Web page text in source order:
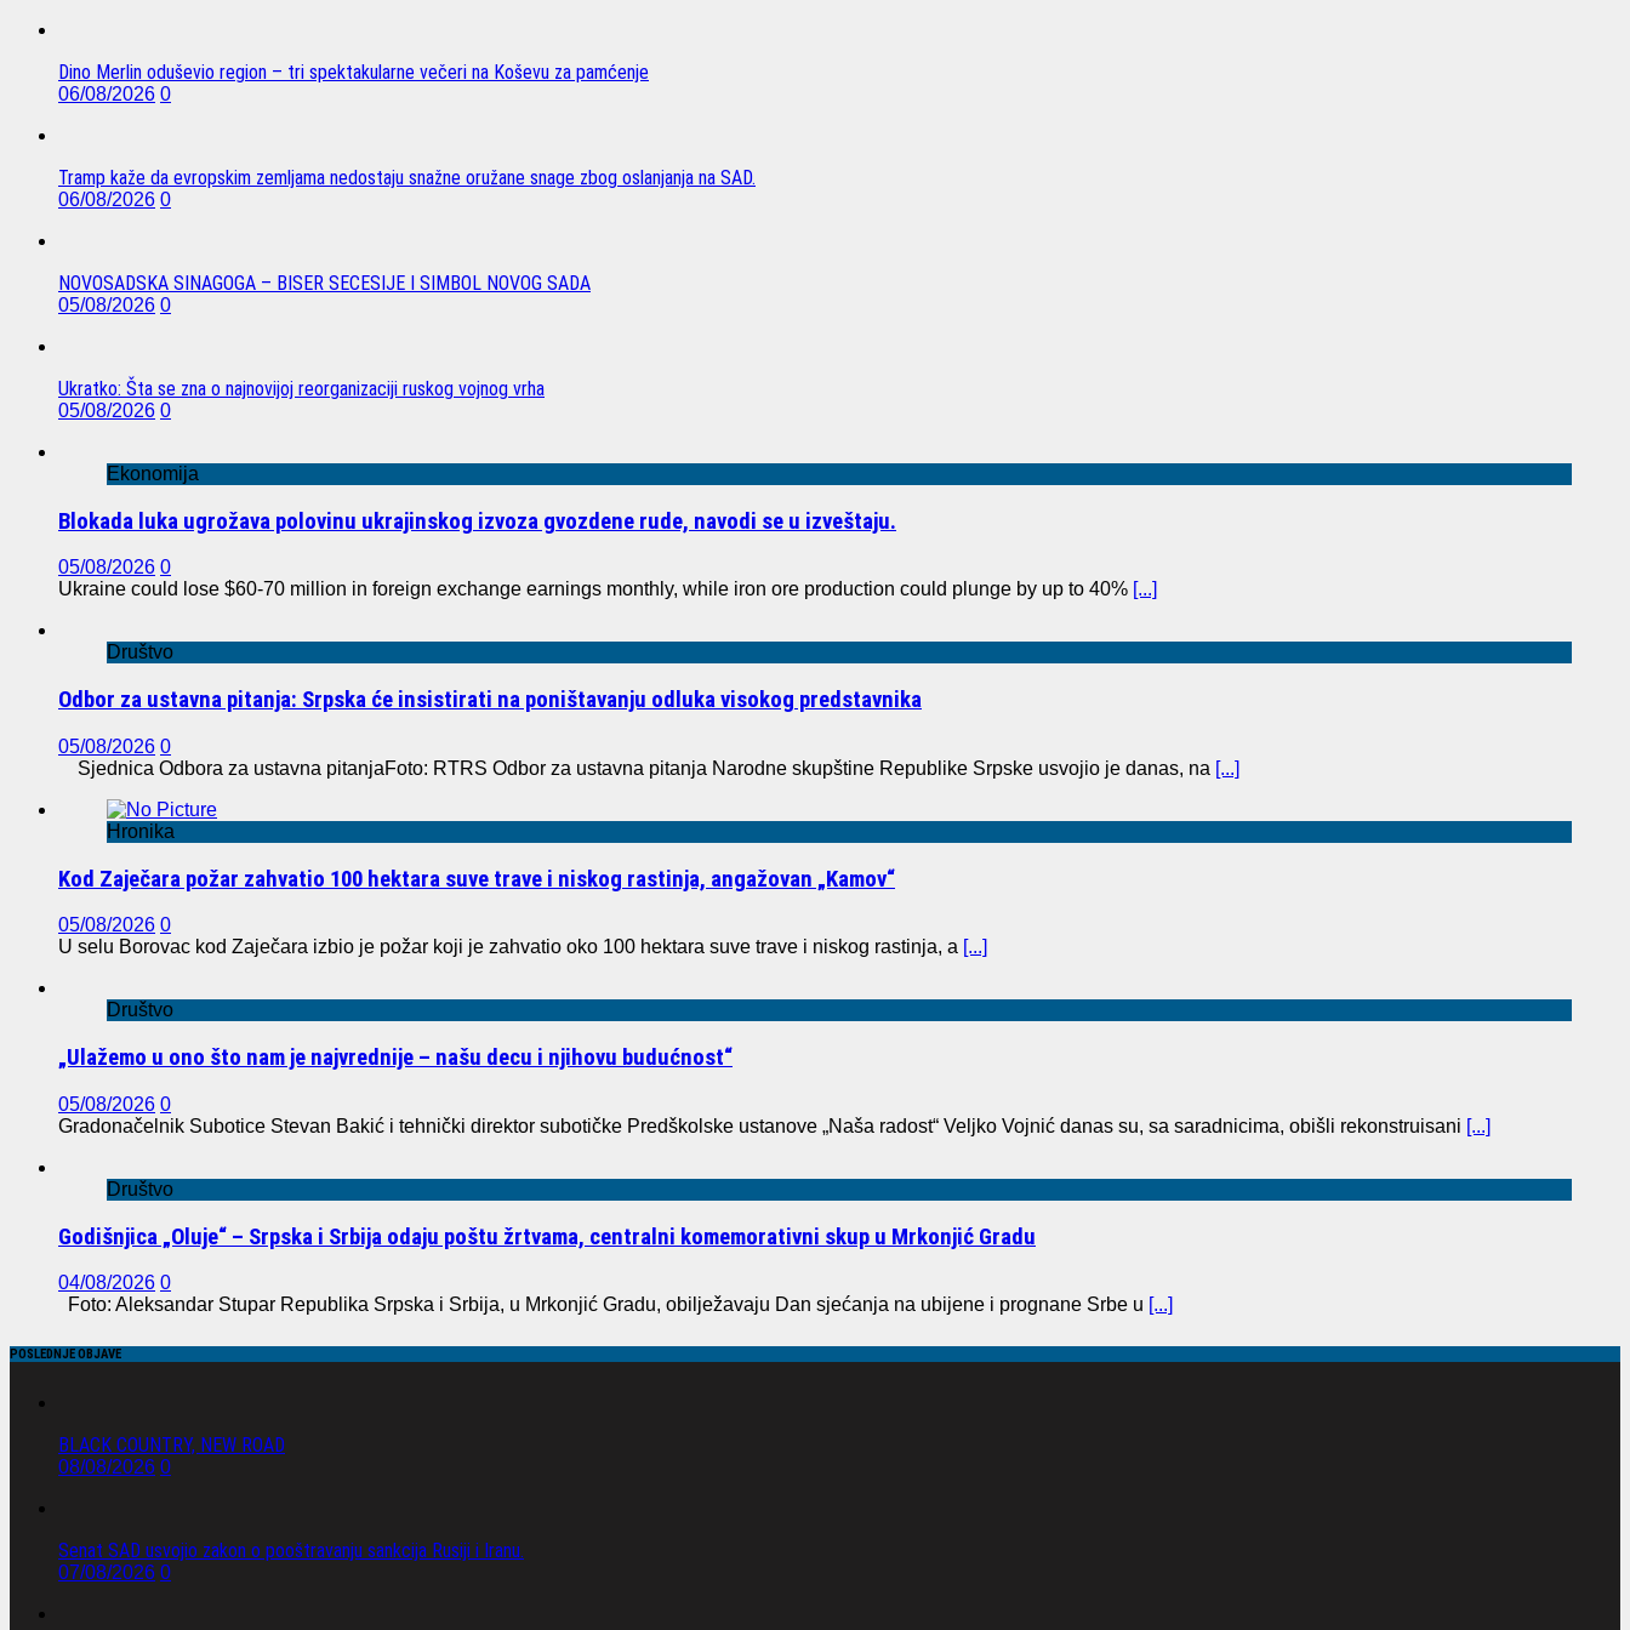
Dino Merlin oduševio region – tri spektakularne večeri na Koševu za pamćenje
06/08/2026 0
Tramp kaže da evropskim zemljama nedostaju snažne oružane snage zbog oslanjanja na SAD.
06/08/2026 0
NOVOSADSKA SINAGOGA – BISER SECESIJE I SIMBOL NOVOG SADA
05/08/2026 0
Ukratko: Šta se zna o najnovijoj reorganizaciji ruskog vojnog vrha
05/08/2026 0
Ekonomija
Blokada luka ugrožava polovinu ukrajinskog izvoza gvozdene rude, navodi se u izveštaju.
05/08/2026 0
Ukraine could lose $60-70 million in foreign exchange earnings monthly, while iron ore production could plunge by up to 40% [...]
Društvo
Odbor za ustavna pitanja: Srpska će insistirati na poništavanju odluka visokog predstavnika
05/08/2026 0
Sjednica Odbora za ustavna pitanjaFoto: RTRS Odbor za ustavna pitanja Narodne skupštine Republike Srpske usvojio je danas, na [...]
Hronika
Kod Zaječara požar zahvatio 100 hektara suve trave i niskog rastinja, angažovan „Kamov“
05/08/2026 0
U selu Borovac kod Zaječara izbio je požar koji je zahvatio oko 100 hektara suve trave i niskog rastinja, a [...]
Društvo
„Ulažemo u ono što nam je najvrednije – našu decu i njihovu budućnost“
05/08/2026 0
Gradonačelnik Subotice Stevan Bakić i tehnički direktor subotičke Predškolske ustanove „Naša radost“ Veljko Vojnić danas su, sa saradnicima, obišli rekonstruisani [...]
Društvo
Godišnjica „Oluje“ – Srpska i Srbija odaju poštu žrtvama, centralni komemorativni skup u Mrkonjić Gradu
04/08/2026 0
Foto: Aleksandar Stupar Republika Srpska i Srbija, u Mrkonjić Gradu, obilježavaju Dan sjećanja na ubijene i prognane Srbe u [...]
POSLEDNJE OBJAVE
BLACK COUNTRY, NEW ROAD
08/08/2026 0
Senat SAD usvojio zakon o pooštravanju sankcija Rusiji i Iranu.
07/08/2026 0